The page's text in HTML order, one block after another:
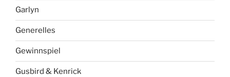
Garlyn
Generelles
Gewinnspiel
Gusbird & Kenrick